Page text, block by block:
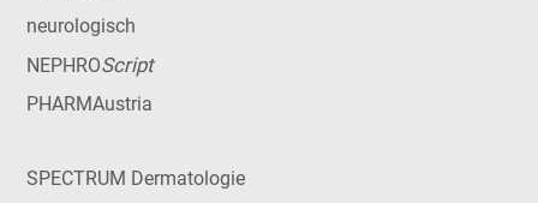
neurologisch
NEPHROScript
PHARMAustria
SPECTRUM Dermatologie